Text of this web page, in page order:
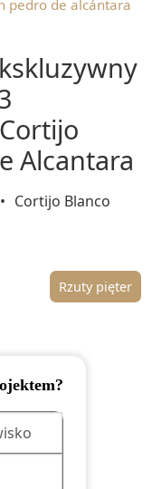
pedro de alcántara
Alcantara
Cortijo Blanco
Rzuty pięter